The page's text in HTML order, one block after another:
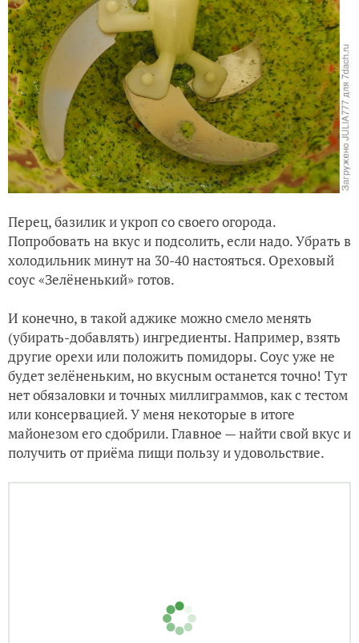
Перец, базилик и укроп со своего огорода.
Попробовать на вкус и подсолить, если надо. Убрать в
холодильник минут на 30-40 настояться. Ореховый
соус «Зелёненький» готов.
И конечно, в такой аджике можно смело менять
(убирать-добавлять) ингредиенты. Например, взять
другие орехи или положить помидоры. Соус уже не
будет зелёненьким, но вкусным останется точно! Тут
нет обязаловки и точных миллиграммов, как с тестом
или консервацией. У меня некоторые в итоге
майонезом его сдобрили. Главное — найти свой вкус и
получить от приёма пищи пользу и удовольствие.